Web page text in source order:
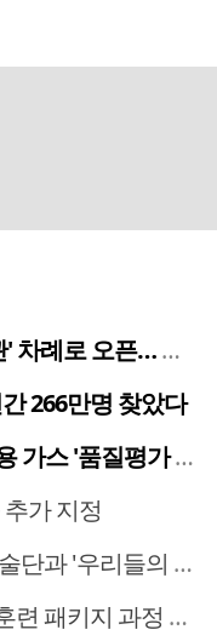
운동 정주여건 좋아진다
266만명 찾았다
'품질평가 체계' 구축
가 지정
들의 하모니' 선보여
지 과정 3기' 모집